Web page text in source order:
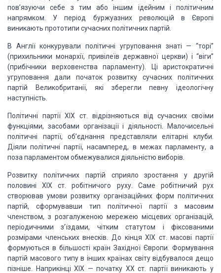
пов’язуючи себе з тим або іншим ідейним і політичним
напрямком. У період буржуазних революцій в Європі
виникають прототипи сучасних політичних партій.
В Англії конкурували політичні угруповання знаті — “торі”
(прихильники монархії, привілеїв державної церкви) і “віги”
(прибічники верховенства парламенту). Ці аристократичні
угруповання дали початок розвитку сучасних політичних
партій Великобританії, які зберегли певну ідеологічну
наступність.
Політичні партії XIX ст. відрізняються від сучасних своїми
функціями, засобами організації і діяльності. Малочисельні
політичні партії, об’єднання представляли елітарні клуби.
Діяли політичні партії, насамперед, в межах парламенту, а
поза парламентом обмежувалися діяльністю виборів.
Розвитку політичних партій сприяло зростання у другій
половині XIX ст. робітничого руху. Саме робітничий рух
створював умови розвитку організаційних форм політичних
партій, сформувавши тип політичної партії з масовим
членством, з розгалуженою мережею місцевих організацій,
періодичними з’їздами, чітким статутом і фіксованими
розмірами членських внесків. До кінця XIX ст. масові партії
формуються в більшості країн Західної Європи. Формування
партій масового типу в інших країнах світу відбувалося дещо
пізніше. Наприкінці XIX — початку XX ст. партії виникають у